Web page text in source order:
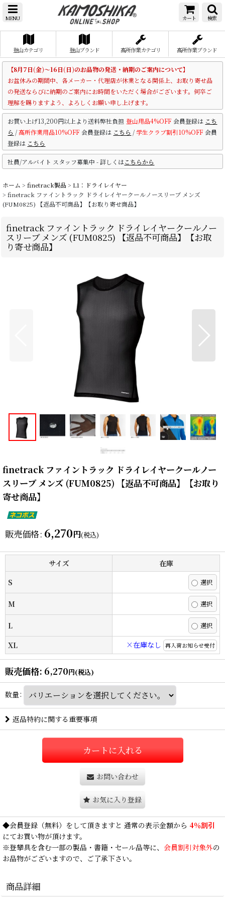
MENU カート 検索
登山カテゴリ 登山ブランド 高所作業カテゴリ 高所作業ブランド
【8月7日(金)～16日(日)のお品物の発送・納期のご案内について】
お盆休みの期間中、各メーカー・代理店が休業となる関係上、お取り寄せ品
の発送ならびに納期のご案内にお時間をいただく場合がございます。何卒ご
理解を賜りますよう、よろしくお願い申し上げます。
お買い上げ13,200円以上より送料弊社負担 登山用品4%OFF 会員登録は こち
ら /高所作業用品10%OFF 会員登録は こちら /学生クラブ割引10%OFF 会員
登録は こちら
社員/アルバイト スタッフ募集中 - 詳しくはこちらから
ホーム > finetrack製品> L1：ドライレイヤー
> finetrack ファイントラック ドライレイヤークールノースリーブ メンズ
(FUM0825) 【返品不可商品】【お取り寄せ商品】
finetrack ファイントラック ドライレイヤークールノー
スリーブ メンズ (FUM0825) 【返品不可商品】【お取
り寄せ商品】
finetrack ファイントラック ドライレイヤークールノー
スリーブ メンズ (FUM0825) 【返品不可商品】【お取り
寄せ商品】
販売価格: 6,270円(税込)
サイズ
在庫
S
M
L
XL
×在庫なし 再入荷お知らせ受付
販売価格: 6,270円(税込)
数量:
返品特約に関する重要事項
カートに入れる
お問い合わせ
お気に入り登録
◆会員登録 （無料）をして頂きますと 通常の表示金額から 4％割引
にてお買い物が頂けます。
※登攀具を含む一部の製品・書籍・セール品等に、 会員割引対象外の
お品物がございますので、ご了承下さい。
商品詳細